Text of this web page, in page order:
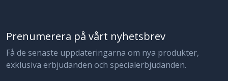
Prenumerera på vårt nyhetsbrev
Få de senaste uppdateringarna om nya produkter,
exklusiva erbjudanden och specialerbjudanden.